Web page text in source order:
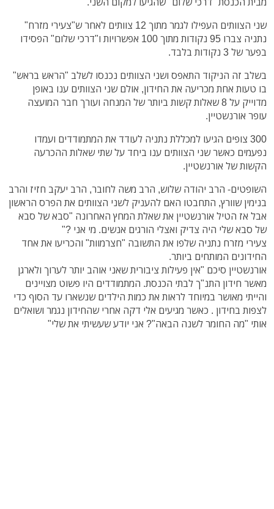
שני הצוותים העפילו לגמר מתוך 12 צוותים לאחר ש"צעירי מזרח"
נתניה צברו 95 נקודות מתוך 100 אפשרויות ו"דרכי שלום" הפסידו
בפער של 3 נקודות בלבד.
בשלב זה הניקוד התאפס ושני הצוותים נכנסו לשלב "הראש בראש"
בו טעות אחת מכריעה את החידון, אולם שני הצוותים ענו באופן
מדוייק על 8 שאלות קשות ביותר של המנחה ועורך חבר המועצה
עופר אורנשטיין.
300 צופים הגיעו למכללת נתניה לעודד את המתמודדים ועמדו
נפעמים כאשר שני הצוותים ענו ביחד על שתי שאלות ההכרעה
הקשות של אורנשטיין.
השופטים- הרב יהודה שלוש, הרב משה לחובר, הרב יעקב חזיז והרב
בנימין שוורץ, התחבטו האם להעניק לשני הצוותים את הפרס הראשון
אבל אז הטיל אורנשטיין את שאלת המחץ האחרונה "סבא של סבא
של סבא שלי היה צדיק ואצלי הורגים אנשים. מי אני ?"
צעירי מזרח נתניה שלפו את התשובה "חצרמוות" והכריעו את אחד
החידונים המותחים ביותר.
אורנשטיין סיכם "אין פעילות ציבורית שאני אוהב יותר לערוך ולארגן
מאשר חידון התנ"ך לבתי הכנסת. המתמודדים היו פשוט מצויינים
והייתי מאושר במיוחד לראות את כמות הילדים שנשארו עד הסוף כדי
לצפות בחידון . כאשר מגיעים אלי דקה אחרי שהחידון נגמר ושואלים
אותי "מה החומר לשנה הבאה"? אני יודע שעשיתי את שלי"